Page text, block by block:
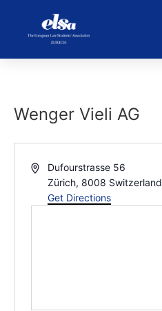
Wenger Vieli AG
AddressDufourstrasse 56
Zürich, 8008 Switzerland
Get Directions